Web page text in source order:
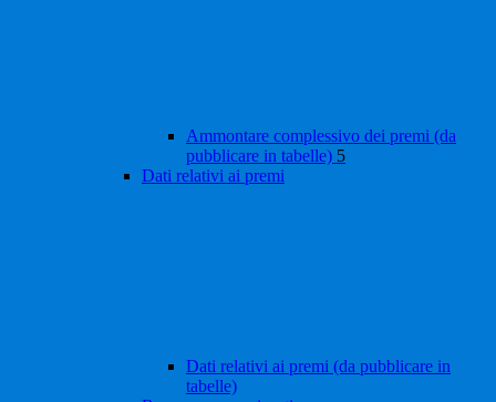
Ammontare complessivo dei premi (da
pubblicare in tabelle) 5
Dati relativi ai premi
Dati relativi ai premi (da pubblicare in
tabelle)